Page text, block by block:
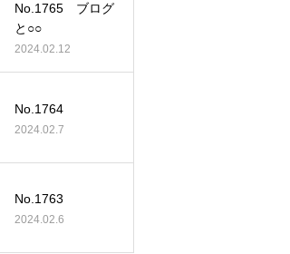
No.1765 ブログ
と○○
2024.02.12
No.1764
2024.02.7
No.1763
2024.02.6